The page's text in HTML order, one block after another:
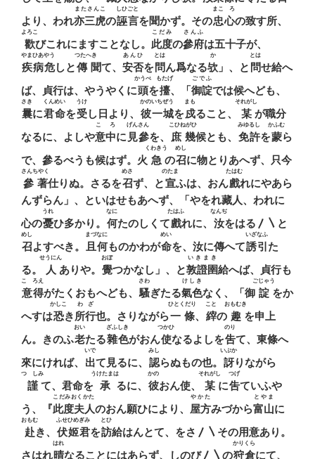
より、われ亦三虎
またさんこ
の誣言
しひごと
を聞かず。その忠心
まこゝろ
の致す所、
歡
よろこ
びこれにますことなし。 此度
こだみ
の參府
さんふ
は五十子が、
疾病危
やまひあやう
しと傳聞
つたへきゝ
て、 安否
あんひ
を問
とは
ん爲なる欤
か
」、と問
とは
せ給へ
ば、貞行は、やうやくに頭
かうべ
を擡
もたげ
、「御諚
ごでふ
では候へども、
曩
さき
に君命
くんめい
を受
うけ
し日より、 彼一城
かのいちぜう
を戍
まも
ること、 某
それがし
が職分
なるに、よしや意中
こゝろ
に見參
げんさん
を、 庶幾
こひねがひ
候とも、 免許
みゆるし
を蒙
かふむ
ら
で、參るべうも候はず。火 急
くわきう
の召
めし
に物とりあへず、只今
參著
さんちやく
仕りぬ。さるを召
めさ
ず、と宣
のたま
ふは、おん戲
たはむ
れにやあら
んずらん」、といはせもあへず、「やをれ藏人、われに
心の憂
うれ
ひ多かり。 何
なに
たのしくて戲
たはふ
れに、 汝
なんぢ
をはる〳〵と
召
めし
よすべき。 且何
まづなに
ものかわが命
めい
を、汝に傳へて誘引
いざなふ
た
る。
人
せうにん
ありや。 覺
おぼ
つかなし」、と敦證圉
いきまき
給へば、貞行も
意得
こゝろえ
がたくおもへども、 騷
さわ
ぎたる氣色
けしき
なく、「御 諚
ごじゃう
をか
へすは恐
かしこ
き所行
わざ
也。さりながら一條
ひとくだり
、 縡
こと
の 趣
おもむき
を申上
ん。きのふ老
おい
たる雜色
ざふしき
がおん使
つかひ
なるよしを吿
のり
て、東條へ
來にければ、 出
いで
て見るに、 認
みし
らぬもの也。 訝
いぶか
りながら
謹
つゝしみ
て、君命を 承
うけたまは
るに、 彼
かの
おん使、 某
それがし
に吿
つげ
ていふや
う、『此度夫人
こだみおくかた
のおん願ひにより、 屋方
やかた
みづから富山
とやま
に
赴
おもむ
き、 伏姬君
ふせひめぎみ
を訪
とひ
給はんとて、をさ〳〵その用意あり。
さはれ晴
はれ
なることにはあらず、しのび〳〵の狩倉
かりくら
にて、